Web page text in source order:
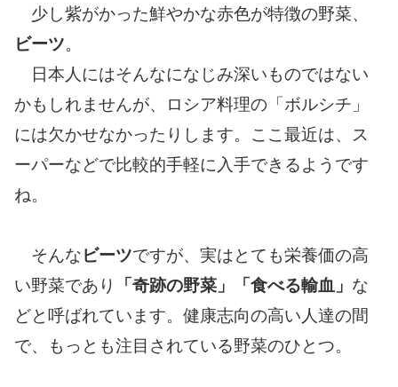
少し紫がかった鮮やかな赤色が特徴の野菜、
ビーツ。
日本人にはそんなになじみ深いものではない
かもしれませんが、ロシア料理の「ボルシチ」
には欠かせなかったりします。ここ最近は、ス
ーパーなどで比較的手軽に入手できるようです
ね。
そんなビーツですが、実はとても栄養価の高
い野菜であり
「奇跡の野菜」「食べる輸血」 な
どと呼ばれています。健康志向の高い人達の間
で、もっとも注目されている野菜のひとつ。